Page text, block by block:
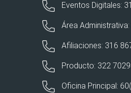
Eventos Digitales:
Área
Afiliaciones: 316
Producto: 322
Oficina Principal: